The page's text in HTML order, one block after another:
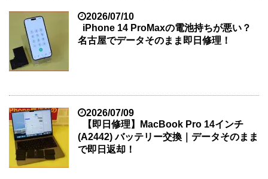
2026/07/10
iPhone 14 ProMaxの電池持ちが悪い？
名古屋でデータそのまま即日修理！
2026/07/09
【即日修理】MacBook Pro 14インチ
(A2442) バッテリー交換｜データそのまま
で即日返却！